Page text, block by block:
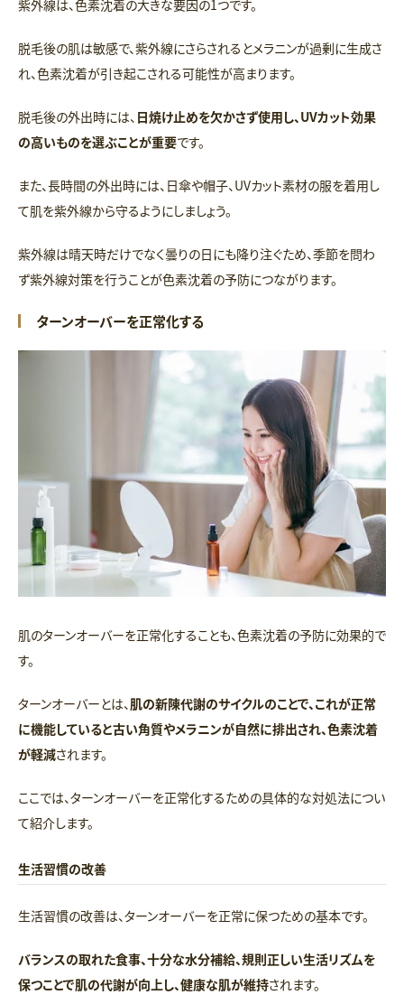
紫外線は、色素沈着の大きな要因の1つです。
脱毛後の肌は敏感で、紫外線にさらされるとメラニンが過剰に生成さ
れ、色素沈着が引き起こされる可能性が高まります。
脱毛後の外出時には、 日焼け止めを欠かさず使用し、UVカット効果
の高いものを選ぶことが重要です。
また、長時間の外出時には、日傘や帽子、UVカット素材の服を着用し
て肌を紫外線から守るようにしましょう。
紫外線は晴天時だけでなく曇りの日にも降り注ぐため、季節を問わ
ず紫外線対策を行うことが色素沈着の予防につながります。
ターンオーバーを正常化する
肌のターンオーバーを正常化することも、色素沈着の予防に効果的で
す。
ターンオーバーとは、 肌の新陳代謝のサイクルのことで、これが正常
に機能していると古い角質やメラニンが自然に排出され、色素沈着
が軽減されます。
ここでは、ターンオーバーを正常化するための具体的な対処法につい
て紹介します。
生活習慣の改善
生活習慣の改善は、ターンオーバーを正常に保つための基本です。
バランスの取れた食事、十分な水分補給、規則正しい生活リズムを
保つことで肌の代謝が向上し、健康な肌が維持されます。